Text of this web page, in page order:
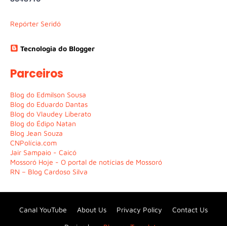
Repórter Seridó
Tecnologia do Blogger
Parceiros
Blog do Edmilson Sousa
Blog do Eduardo Dantas
Blog do Vlaudey Liberato
Blog do Édipo Natan
Blog Jean Souza
CNPolícia.com
Jair Sampaio - Caicó
Mossoró Hoje - O portal de notícias de Mossoró
RN – Blog Cardoso Silva
Canal YouTube About Us Privacy Policy Contact Us